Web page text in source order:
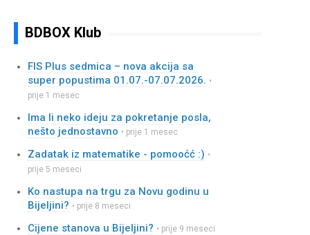
BDBOX Klub
FIS Plus sedmica – nova akcija sa
super popustima 01.07.-07.07.2026. •
prije 1 mesec
Ima li neko ideju za pokretanje posla,
nešto jednostavno • prije 1 mesec
Zadatak iz matematike - pomooćć :) •
prije 5 meseci
Ko nastupa na trgu za Novu godinu u
Bijeljini? • prije 8 meseci
Cijene stanova u Bijeljini? • prije 9 meseci